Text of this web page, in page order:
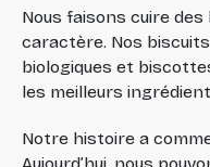
Nous faisons cuire
caractère. Nos
biologiques et
les meilleurs
Notre histoire a
Aujourd’hui, nous